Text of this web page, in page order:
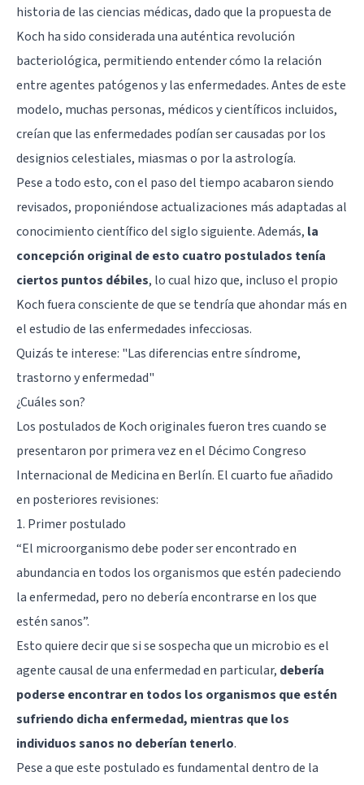
historia de las ciencias médicas, dado que la propuesta de
Koch ha sido considerada una auténtica revolución
bacteriológica, permitiendo entender cómo la relación
entre agentes patógenos y las enfermedades. Antes de este
modelo, muchas personas, médicos y científicos incluidos,
creían que las enfermedades podían ser causadas por los
designios celestiales, miasmas o por la astrología.
Pese a todo esto, con el paso del tiempo acabaron siendo
revisados, proponiéndose actualizaciones más adaptadas al
conocimiento científico del siglo siguiente. Además, la
concepción original de esto cuatro postulados tenía
ciertos puntos débiles, lo cual hizo que, incluso el propio
Koch fuera consciente de que se tendría que ahondar más en
el estudio de las enfermedades infecciosas.
Quizás te interese: "Las diferencias entre síndrome,
trastorno y enfermedad"
¿Cuáles son?
Los postulados de Koch originales fueron tres cuando se
presentaron por primera vez en el Décimo Congreso
Internacional de Medicina en Berlín. El cuarto fue añadido
en posteriores revisiones:
1. Primer postulado
“El microorganismo debe poder ser encontrado en
abundancia en todos los organismos que estén padeciendo
la enfermedad, pero no debería encontrarse en los que
estén sanos”.
Esto quiere decir que si se sospecha que un microbio es el
agente causal de una enfermedad en particular, debería
poderse encontrar en todos los organismos que estén
sufriendo dicha enfermedad, mientras que los
individuos sanos no deberían tenerlo.
Pese a que este postulado es fundamental dentro de la